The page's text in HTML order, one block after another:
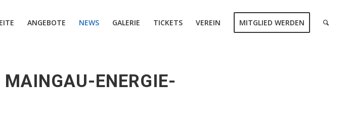
ANGEBOTE NEWS GALERIE TICKETS VEREIN MITGLIED WERDEN
ENERGIE-